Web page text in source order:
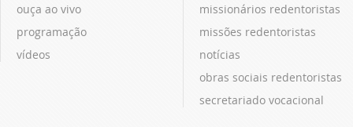
ouça ao vivo
programação
vídeos
missionários redentoristas
missões redentoristas
notícias
obras sociais redentoristas
secretariado vocacional